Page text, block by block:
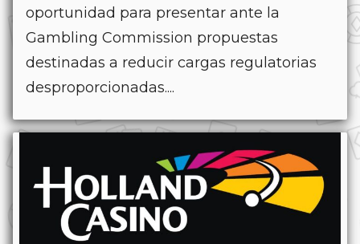
oportunidad para presentar ante la
Gambling Commission propuestas
destinadas a reducir cargas regulatorias
desproporcionadas....